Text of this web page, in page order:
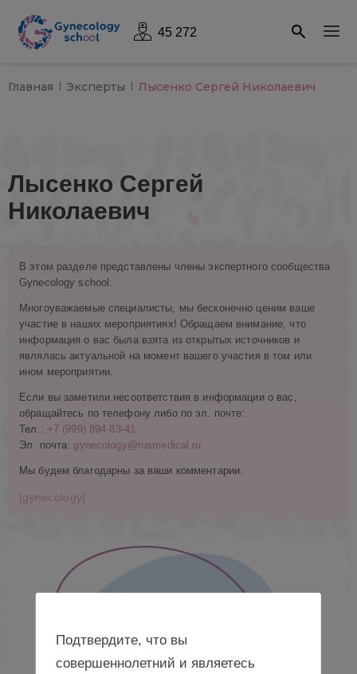
45 272
Главная Эксперты Лысенко Сергей Николаевич
Лысенко Сергей
Николаевич
В этом разделе представлены члены экспертного сообщества
Gynecology school.
Многоуважаемые специалисты, мы бесконечно ценим ваше
участие в наших мероприятиях! Обращаем внимание, что
информация о вас была взята из открытых источников и
являлась актуальной на момент вашего участия в том или
ином мероприятии.
Если вы заметили несоответствия в информации о вас,
обращайтесь по телефону либо по эл. почте:
Тел.: +7 (999) 894-83-41
Эл. почта: gynecology@rusmedical.ru
Мы будем благодарны за ваши комментарии.
[gynecology]
Подтвердите, что вы
совершеннолетний и являетесь